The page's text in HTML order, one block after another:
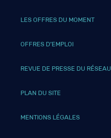
LES OFFRES DU MOMENT
OFFRES D’EMPLOI
REVUE DE PRESSE DU RÉSEAU
PLAN DU SITE
MENTIONS LÉGALES